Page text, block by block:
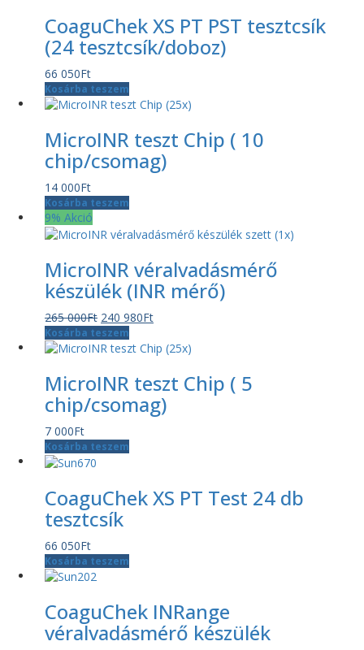
230Ft.
950Ft.
CoaguChek XS PT PST tesztcsík
(24 tesztcsík/doboz)
66 050Ft
Kosárba teszem
MicroINR teszt Chip ( 10
chip/csomag)
14 000Ft
Kosárba teszem
9% Akció
MicroINR véralvadásmérő
készülék (INR mérő)
265 000Ft Original
price
was:
000Ft.
240 980FtCurrent
is:
980Ft.
Kosárba teszem
MicroINR teszt Chip ( 5
chip/csomag)
7 000Ft
Kosárba teszem
CoaguChek XS PT Test 24 db
tesztcsík
66 050Ft
Kosárba teszem
CoaguChek INRange
véralvadásmérő készülék